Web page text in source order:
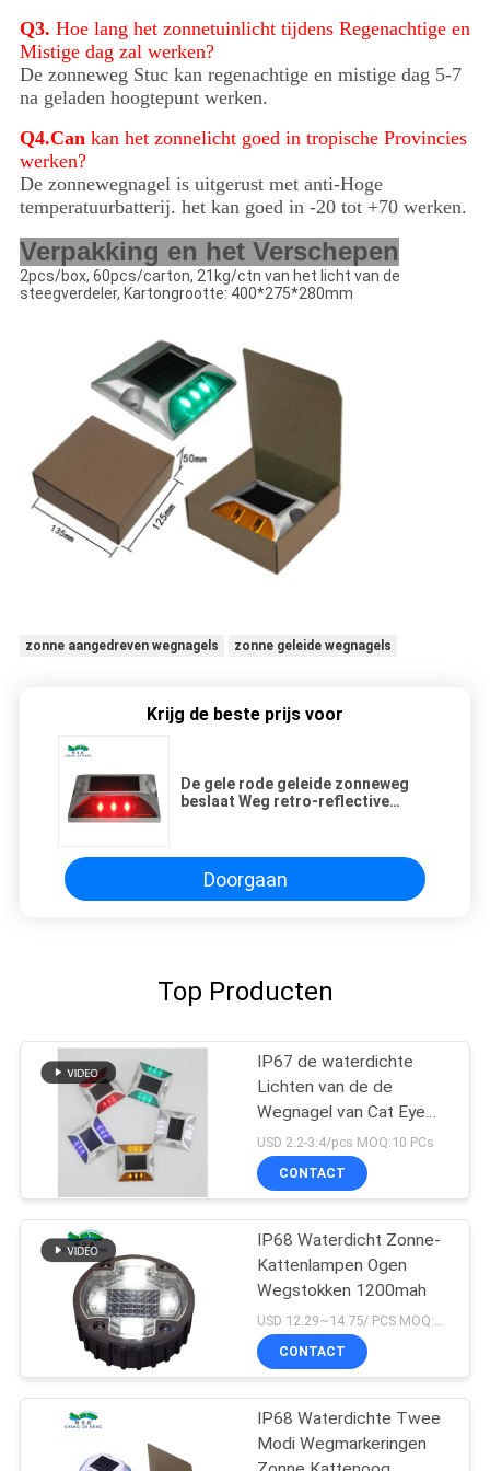
Q3. Hoe lang het zonnetuinlicht tijdens Regenachtige en
Mistige dag zal werken?
De zonneweg Stuc kan regenachtige en mistige dag 5-7
na geladen hoogtepunt werken.
Q4.Can kan het zonnelicht goed in tropische Provincies
werken?
De zonnewegnagel is uitgerust met anti-Hoge
temperatuurbatterij. het kan goed in -20 tot +70 werken.
Verpakking en het Verschepen
2pcs/box, 60pcs/carton, 21kg/ctn van het licht van de
steegverdeler, Kartongrootte: 400*275*280mm
zonne aangedreven wegnagels zonne geleide wegnagels
Krijg de beste prijs voor
De gele rode geleide zonneweg
beslaat Weg retro-reflective
Doorgaan
Top Producten
IP67 de waterdichte
Lichten van de de
Wegnagel van Cat Eye
Road Stud Outdoor
Zonne
USD 2.2-3.4/pcs MOQ:10 PCs
CONTACT
IP68 Waterdicht Zonne-
Kattenlampen Ogen
Wegstokken 1200mah
CONTACT
IP68 Waterdichte Twee
Modi Wegmarkeringen